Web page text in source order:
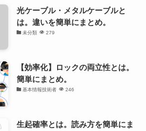
光ケーブル・メタルケーブルと
は。違いを簡単にまとめ。
未分類 279
【効率化】ロックの両立性とは。
簡単にまとめ。
基本情報技術者 246
生起確率とは。読み方を簡単にま